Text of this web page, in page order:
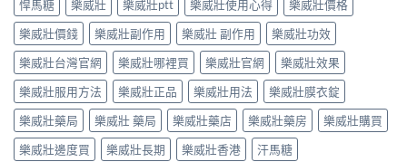
悍馬糖
樂威壯 樂威壯ptt 樂威壯使用心得
樂威壯價格
樂威壯價錢
樂威壯副作用 樂威壯 副作用
樂威壯功效
樂威壯台灣官網
樂威壯哪裡買 樂威壯官網
樂威壯效果
樂威壯服用方法
樂威壯正品 樂威壯用法
樂威壯膜衣錠
樂威壯藥局
樂威壯 藥局 樂威壯藥店 樂威壯藥房
樂威壯購買
樂威壯邊度買
樂威壯長期 樂威壯香港 汗馬糖